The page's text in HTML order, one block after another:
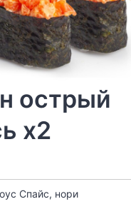
острый
x2
Спайс, нори